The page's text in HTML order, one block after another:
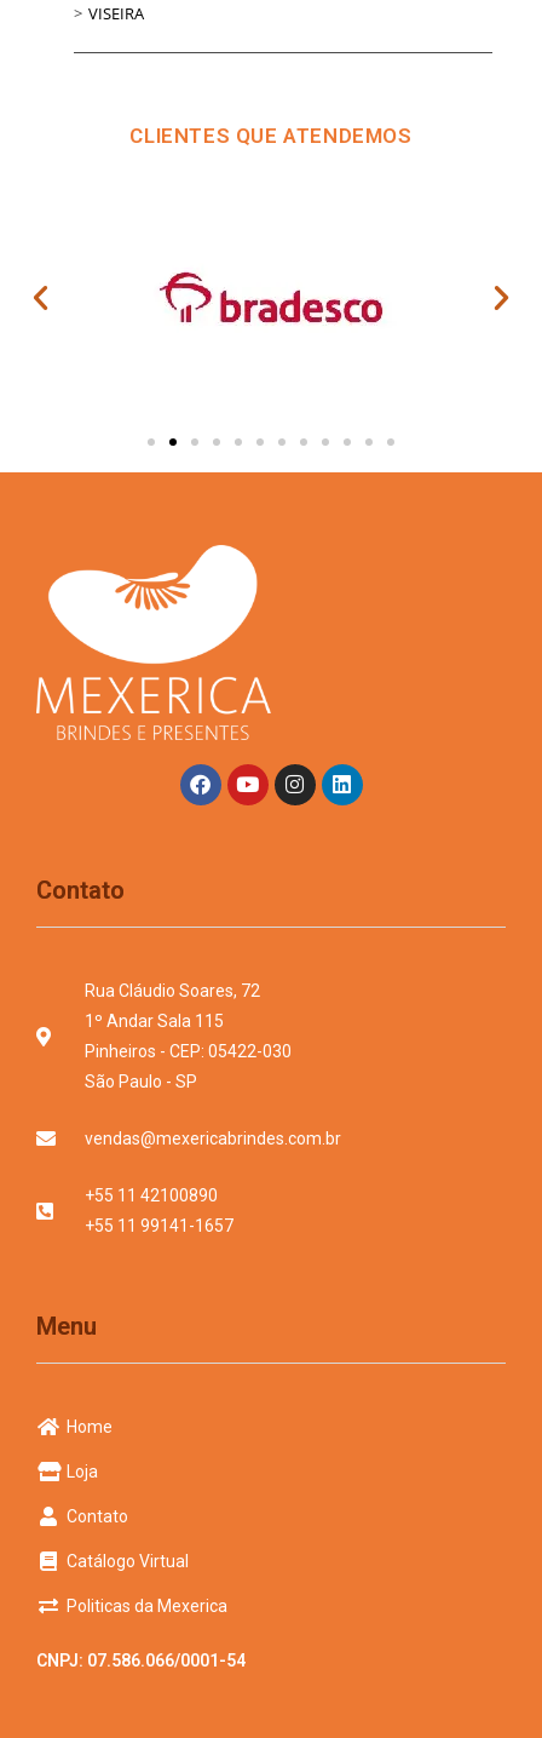
VISEIRA
CLIENTES QUE ATENDEMOS
Contato
Rua Cláudio Soares, 72
1º Andar Sala 115
Pinheiros - CEP: 05422-030
São Paulo - SP
vendas@mexericabrindes.com.br
+55 11 42100890
+55 11 99141-1657
Menu
Home
Loja
Contato
Catálogo Virtual
Politicas da Mexerica
CNPJ: 07.586.066/0001-54